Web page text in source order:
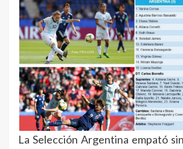
La Selección Argentina empató